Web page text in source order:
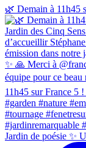
🌿 Demain à 11h45
Jardin de poésie ✨